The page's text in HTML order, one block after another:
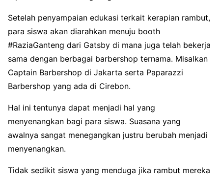
Setelah penyampaian edukasi terkait kerapian rambut,
para siswa akan diarahkan menuju booth
#RaziaGanteng dari Gatsby di mana juga telah bekerja
sama dengan berbagai barbershop ternama. Misalkan
Captain Barbershop di Jakarta serta Paparazzi
Barbershop yang ada di Cirebon.
Hal ini tentunya dapat menjadi hal yang
menyenangkan bagi para siswa. Suasana yang
awalnya sangat menegangkan justru berubah menjadi
menyenangkan.
Tidak sedikit siswa yang menduga jika rambut mereka